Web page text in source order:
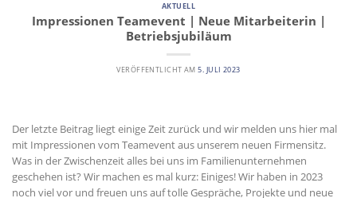
AKTUELL
Impressionen Teamevent | Neue Mitarbeiterin |
Betriebsjubiläum
VERÖFFENTLICHT AM5. JULI 2023
Der letzte Beitrag liegt einige Zeit zurück und wir melden uns hier mal
mit Impressionen vom Teamevent aus unserem neuen Firmensitz.
Was in der Zwischenzeit alles bei uns im Familienunternehmen
geschehen ist? Wir machen es mal kurz: Einiges! Wir haben in 2023
noch viel vor und freuen uns auf tolle Gespräche, Projekte und neue